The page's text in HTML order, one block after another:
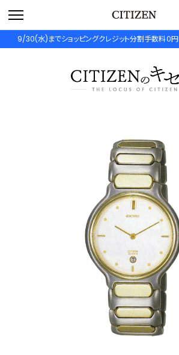
9/30(水)までショッピングクレジット分割手数料０円